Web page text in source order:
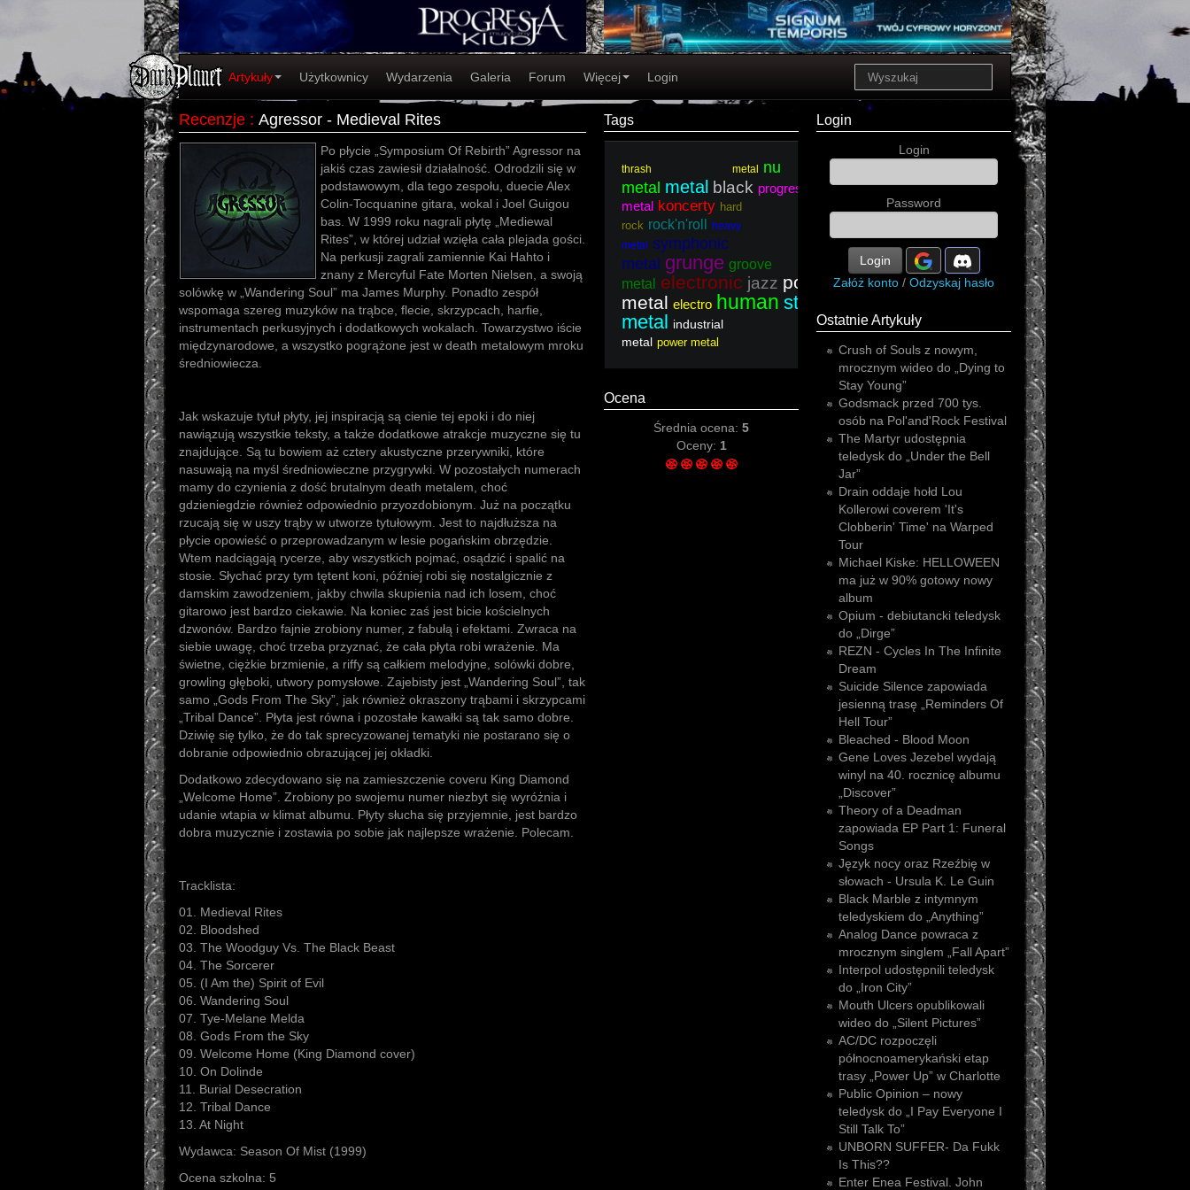
Artykuły Użytkownicy Wydarzenia Galeria Forum Więcej Login
Recenzje : Agressor - Medieval Rites
Po płycie „Symposium Of Rebirth” Agressor na
jakiś czas zawiesił działalność. Odrodzili się w
podstawowym, dla tego zespołu, duecie Alex
Colin-Tocquanine gitara, wokal i Joel Guigou
bas. W 1999 roku nagrali płytę „Mediewal
Rites”, w której udział wzięła cała plejada gości.
Na perkusji zagrali zamiennie Kai Hahto i
znany z Mercyful Fate Morten Nielsen, a swoją
solówkę w „Wandering Soul” ma James Murphy. Ponadto zespół
wspomaga szereg muzyków na trąbce, flecie, skrzypcach, harfie,
instrumentach perkusyjnych i dodatkowych wokalach. Towarzystwo iście
międzynarodowe, a wszystko pogrążone jest w death metalowym mroku
średniowiecza.
Jak wskazuje tytuł płyty, jej inspiracją są cienie tej epoki i do niej
nawiązują wszystkie teksty, a także dodatkowe atrakcje muzyczne się tu
znajdujące. Są tu bowiem aż cztery akustyczne przerywniki, które
nasuwają na myśl średniowieczne przygrywki. W pozostałych numerach
mamy do czynienia z dość brutalnym death metalem, choć
gdzieniegdzie również odpowiednio przyozdobionym. Już na początku
rzucają się w uszy trąby w utworze tytułowym. Jest to najdłuższa na
płycie opowieść o przeprowadzanym w lesie pogańskim obrzędzie.
Wtem nadciągają rycerze, aby wszystkich pojmać, osądzić i spalić na
stosie. Słychać przy tym tętent koni, później robi się nostalgicznie z
damskim zawodzeniem, jakby chwila skupienia nad ich losem, choć
gitarowo jest bardzo ciekawie. Na koniec zaś jest bicie kościelnych
dzwonów. Bardzo fajnie zrobiony numer, z fabułą i efektami. Zwraca na
siebie uwagę, choć trzeba przyznać, że cała płyta robi wrażenie. Ma
świetne, ciężkie brzmienie, a riffy są całkiem melodyjne, solówki dobre,
growling głęboki, utwory pomysłowe. Zajebisty jest „Wandering Soul”, tak
samo „Gods From The Sky”, jak również okraszony trąbami i skrzypcami
„Tribal Dance”. Płyta jest równa i pozostałe kawałki są tak samo dobre.
Dziwię się tylko, że do tak sprecyzowanej tematyki nie postarano się o
dobranie odpowiednio obrazującej jej okładki.
Dodatkowo zdecydowano się na zamieszczenie coveru King Diamond
„Welcome Home”. Zrobiony po swojemu numer niezbyt się wyróżnia i
udanie wtapia w klimat albumu. Płyty słucha się przyjemnie, jest bardzo
dobra muzycznie i zostawia po sobie jak najlepsze wrażenie. Polecam.
Tracklista:
01. Medieval Rites
02. Bloodshed
03. The Woodguy Vs. The Black Beast
04. The Sorcerer
05. (I Am the) Spirit of Evil
06. Wandering Soul
07. Tye-Melane Melda
08. Gods From the Sky
09. Welcome Home (King Diamond cover)
10. On Dolinde
11. Burial Desecration
12. Tribal Dance
13. At Night
Wydawca: Season Of Mist (1999)
Ocena szkolna: 5
Tags
thrash metal
nu
metal metal black progressive
metal koncerty hard
rock rock'n'roll
heavy
metal
symphonic
metal grunge groove
metal
electronic jazz post
metal electro human stoner
metal industrial
metal power metal
Ocena
Średnia ocena: 5
Oceny: 1
Login
Login
Password
Login
Załóż konto / Odzyskaj hasło
Ostatnie Artykuły
Crush of Souls z nowym,
mrocznym wideo do „Dying to
Stay Young”
Godsmack przed 700 tys.
osób na Pol'and'Rock Festival
The Martyr udostępnia
teledysk do „Under the Bell
Jar”
Drain oddaje hołd Lou
Kollerowi coverem 'It's
Clobberin' Time' na Warped
Tour
Michael Kiske: HELLOWEEN
ma już w 90% gotowy nowy
album
Opium - debiutancki teledysk
do „Dirge”
REZN - Cycles In The Infinite
Dream
Suicide Silence zapowiada
jesienną trasę „Reminders Of
Hell Tour”
Bleached - Blood Moon
Gene Loves Jezebel wydają
winyl na 40. rocznicę albumu
„Discover”
Theory of a Deadman
zapowiada EP Part 1: Funeral
Songs
Język nocy oraz Rzeźbię w
słowach - Ursula K. Le Guin
Black Marble z intymnym
teledyskiem do „Anything”
Analog Dance powraca z
mrocznym singlem „Fall Apart”
Interpol udostępnili teledysk
do „Iron City”
Mouth Ulcers opublikowali
wideo do „Silent Pictures”
AC/DC rozpoczęli
północnoamerykański etap
trasy „Power Up” w Charlotte
Public Opinion – nowy
teledysk do „I Pay Everyone I
Still Talk To”
UNBORN SUFFER- Da Fukk
Is This??
Enter Enea Festival. John